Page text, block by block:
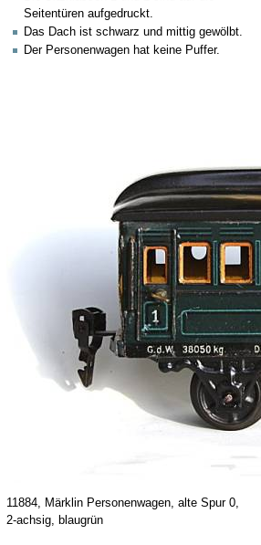
Seitentüren aufgedruckt.
Das Dach ist schwarz und mittig gewölbt.
Der Personenwagen hat keine Puffer.
11884, Märklin Personenwagen, alte Spur 0,
2-achsig, blaugrün